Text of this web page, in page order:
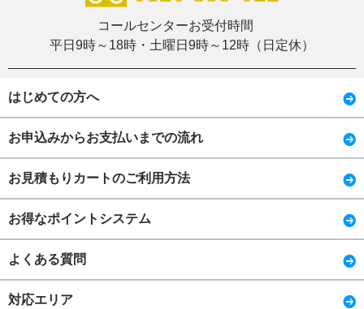
コールセンターお受付時間
平日9時～18時・土曜日9時～12時（日定休）
はじめての方へ
お申込みからお支払いまでの流れ
お見積もりカートのご利用方法
お得なポイントシステム
よくある質問
対応エリア